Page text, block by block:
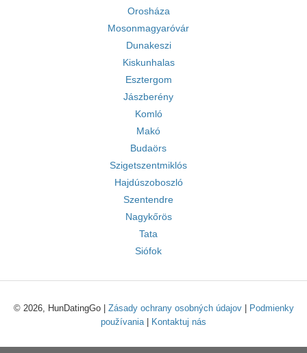
Orosháza
Mosonmagyaróvár
Dunakeszi
Kiskunhalas
Esztergom
Jászberény
Komló
Makó
Budaörs
Szigetszentmiklós
Hajdúszoboszló
Szentendre
Nagykőrös
Tata
Siófok
© 2026, HunDatingGo | Zásady ochrany osobných údajov|
Podmienky
používania| Kontaktuj nás